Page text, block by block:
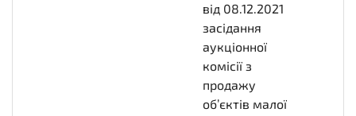
від 08.12.2021
засідання
аукціонної
комісії з
продажу
об’єктів малої